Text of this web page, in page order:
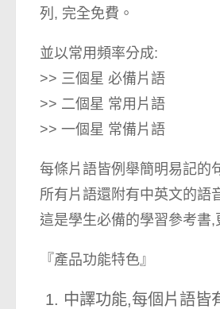
列, 完全免費。
並以常用頻率分成:
>> 三個星 必備片語
>> 二個星 常用片語
>> 一個星 常備片語
每條片語皆例舉簡明易記的
所有片語還附有中英文的語
這是學生必備的學習參考書
『產品功能特色』
中譯功能,每個片語皆